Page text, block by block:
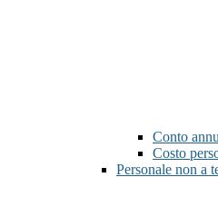
Conto
Costo
Personale non a